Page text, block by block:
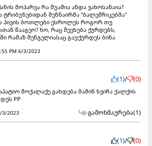
მოპარვა რა შუაშია ანდა ვახოსანაია?
ტრიბუნებიდან შენნაირმა "ბალეშჩიკებმა"
პივის ბოთლები ესროლეს როგორ თუ
წააგეო? ხო, რაც შეეხება ქურდებს,
რამაზ შენგელიასაც გაუქურდეს ბინა
PM 6/3/2023
(1)/ (0)
მოქალაქე გახდება მაშინ ხვიჩა ქალქის
PP
3/2023 გამოხმაურება(1)
(1)/ (0)